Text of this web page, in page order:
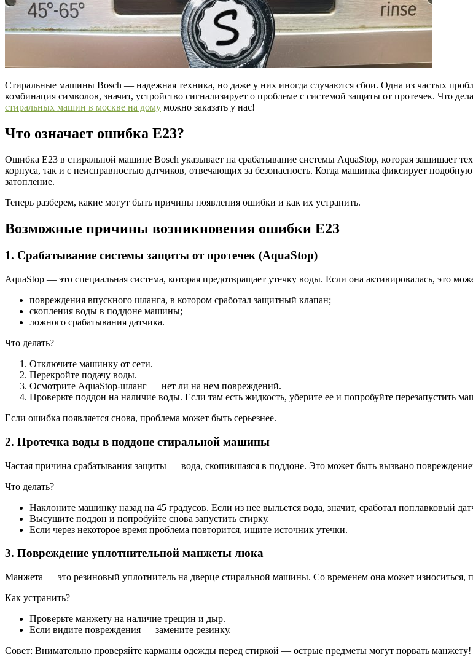
Стиральные машины Bosch — надежная техника, но даже у них иногда случаются сбои. Одна из частых
комбинация символов, значит, устройство сигнализирует о проблеме с системой защиты от протечек. Что
стиральных машин в москве на дому можно заказать у нас!
Что означает ошибка E23?
Ошибка E23 в стиральной машине Bosch указывает на срабатывание системы AquaStop, которая защищает
корпуса, так и с неисправностью датчиков, отвечающих за безопасность. Когда машинка фиксирует
затопление.
Теперь разберем, какие могут быть причины появления ошибки и как их устранить.
Возможные причины возникновения ошибки E23
1. Срабатывание системы защиты от протечек (AquaStop)
AquaStop — это специальная система, которая предотвращает утечку воды. Если она активировалась, это
повреждения впускного шланга, в котором сработал защитный клапан;
скопления воды в поддоне машины;
ложного срабатывания датчика.
Что делать?
Отключите машинку от сети.
Перекройте подачу воды.
Осмотрите AquaStop-шланг — нет ли на нем повреждений.
Проверьте поддон на наличие воды. Если там есть жидкость, уберите ее и попробуйте перезапустить
Если ошибка появляется снова, проблема может быть серьезнее.
2. Протечка воды в поддоне стиральной машины
Частая причина срабатывания защиты — вода, скопившаяся в поддоне. Это может быть вызвано
Что делать?
Наклоните машинку назад на 45 градусов. Если из нее выльется вода, значит, сработал поплавковый
Высушите поддон и попробуйте снова запустить стирку.
Если через некоторое время проблема повторится, ищите источник утечки.
3. Повреждение уплотнительной манжеты люка
Манжета — это резиновый уплотнитель на дверце стиральной машины. Со временем она может износиться,
Как устранить?
Проверьте манжету на наличие трещин и дыр.
Если видите повреждения — замените резинку.
Совет: Внимательно проверяйте карманы одежды перед стиркой — острые предметы могут порвать манжету!